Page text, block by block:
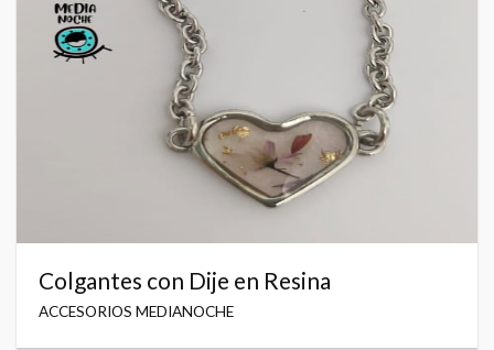
Colgantes con Dije en Resina
ACCESORIOS MEDIANOCHE